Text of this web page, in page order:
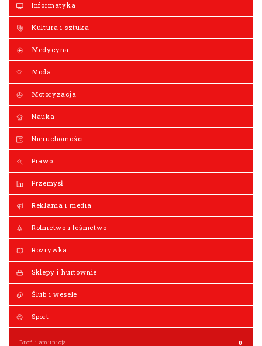
Informatyka
Kultura i sztuka
Medycyna
Moda
Motoryzacja
Nauka
Nieruchomości
Prawo
Przemysł
Reklama i media
Rolnictwo i leśnictwo
Rozrywka
Sklepy i hurtownie
Ślub i wesele
Sport
Broń i amunicja 0